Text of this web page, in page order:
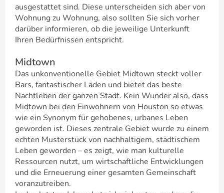
ausgestattet sind. Diese unterscheiden sich aber von
Wohnung zu Wohnung, also sollten Sie sich vorher
darüber informieren, ob die jeweilige Unterkunft
Ihren Bedürfnissen entspricht.
Midtown
Das unkonventionelle Gebiet Midtown steckt voller
Bars, fantastischer Läden und bietet das beste
Nachtleben der ganzen Stadt. Kein Wunder also, dass
Midtown bei den Einwohnern von Houston so etwas
wie ein Synonym für gehobenes, urbanes Leben
geworden ist. Dieses zentrale Gebiet wurde zu einem
echten Musterstück von nachhaltigem, städtischem
Leben geworden – es zeigt, wie man kulturelle
Ressourcen nutzt, um wirtschaftliche Entwicklungen
und die Erneuerung einer gesamten Gemeinschaft
voranzutreiben.